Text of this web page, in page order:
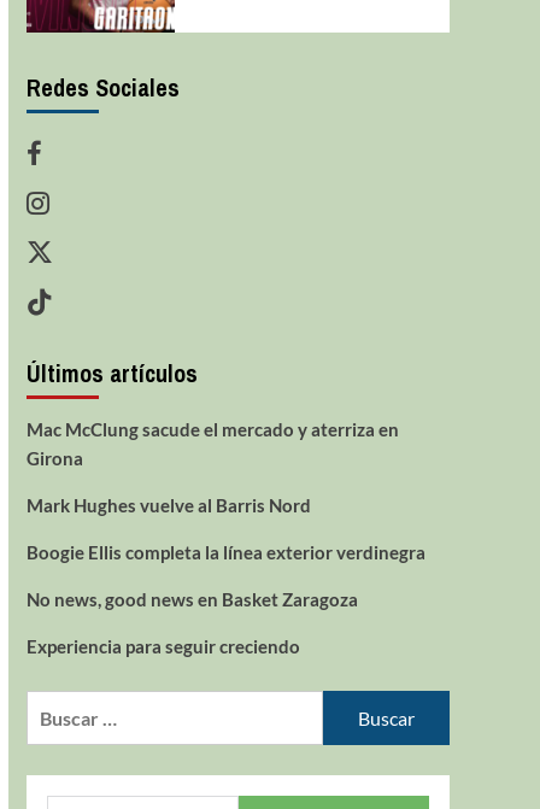
Redes Sociales
Últimos artículos
Mac McClung sacude el mercado y aterriza en
Girona
Mark Hughes vuelve al Barris Nord
Boogie Ellis completa la línea exterior verdinegra
No news, good news en Basket Zaragoza
Experiencia para seguir creciendo